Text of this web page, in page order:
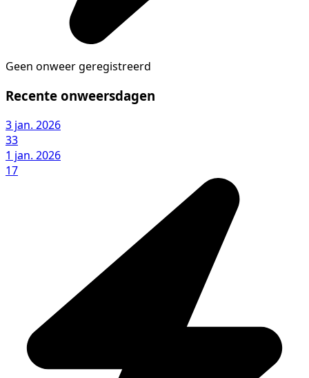
Geen onweer geregistreerd
Recente onweersdagen
3 jan. 2026
33
1 jan. 2026
17